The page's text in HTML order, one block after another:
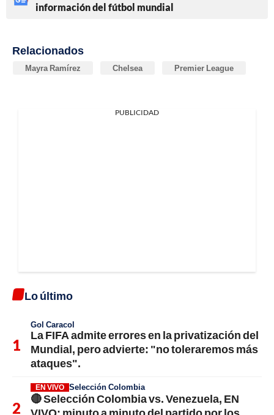
información del fútbol mundial
Relacionados
Mayra Ramírez Chelsea Premier League
PUBLICIDAD
Lo último
Gol Caracol
La FIFA admite errores en la privatización del
Mundial, pero advierte: "no toleraremos más
ataques".
EN VIVO Selección Colombia
🔴 Selección Colombia vs. Venezuela, EN